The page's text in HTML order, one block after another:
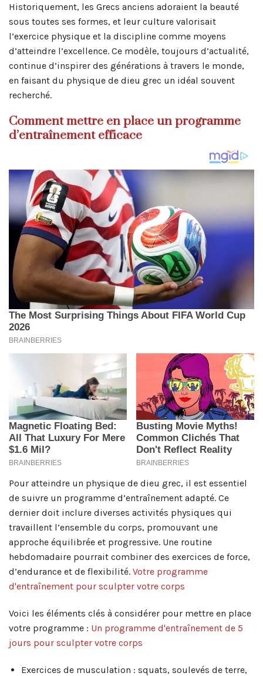
Historiquement, les Grecs anciens adoraient la beauté
sous toutes ses formes, et leur culture valorisait
l’exercice physique et la discipline comme moyens
d’atteindre l’excellence. Ce modèle, toujours d’actualité,
continue d’inspirer des générations à travers le monde,
en faisant du physique de dieu grec un idéal souvent
recherché.
Comment mettre en place un programme
d’entraînement efficace
Pour atteindre un physique de dieu grec, il est essentiel
de suivre un programme d’entraînement adapté. Ce
dernier doit inclure diverses activités physiques qui
travaillent l’ensemble du corps, promouvant une
approche équilibrée et progressive. Une routine
hebdomadaire pourrait combiner des exercices de force,
d’endurance et de flexibilité. Votre programme
d'entraînement pour sculpter votre corps
Voici les éléments clés à considérer pour mettre en place
votre programme : Un programme d'entraînement de 5
jours pour sculpter votre corps
Exercices de musculation : squats, soulevés de terre,